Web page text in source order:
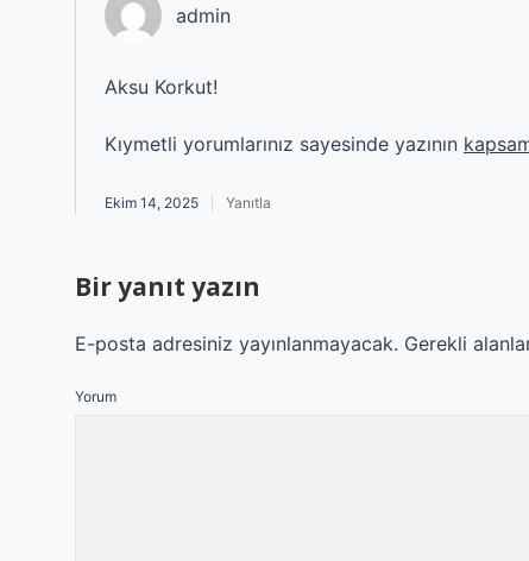
admin
Aksu Korkut!
Kıymetli yorumlarınız sayesinde yazının
Ekim 14, 2025 Yanıtla
Bir yanıt yazın
E-posta adresiniz yayınlanmayacak. Gerekli
Yorum